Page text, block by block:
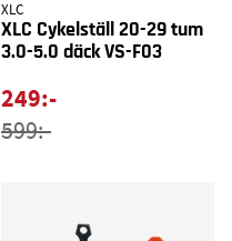
XLC
XLC Cykelställ 20-29 tum
3.0-5.0 däck VS-F03
249:-
599:-